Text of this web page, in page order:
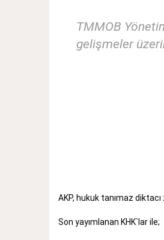
TMMOB
gelişmeler
AKP, hukuk tanımaz
Son yayımlanan KHK`lar ile;